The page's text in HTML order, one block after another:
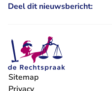
Deel dit nieuwsbericht:
Sitemap